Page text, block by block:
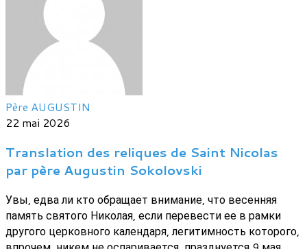
Père AUGUSTIN
22 mai 2026
Translation des reliques de Saint Nicolas
par père Augustin Sokolovski
Увы, едва ли кто обращает внимание, что весенняя
память святого Николая, если перевести ее в рамки
другого церковного календаря, легитимность которого,